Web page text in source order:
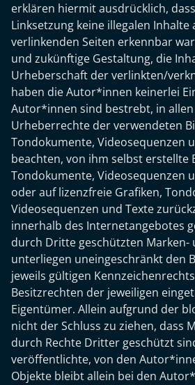
erklären hiermit ausdrücklich,
Linksetzung keine illegalen Inhalte
verlinkenden Seiten erkennbar
und zukünftige Gestaltung, die
Urheberschaft der verlinkten/
haben die Autor*innen keinerlei
Autor*innen sind bestrebt, in
Urheberrechte der verwendeten
Tondokumente, Videosequenzen
beachten, von ihm selbst erstellte
Tondokumente, Videosequenzen
oder auf lizenzfreie Grafiken,
Videosequenzen und Texte
innerhalb des Internetangebotes
durch Dritte geschützten Marken-
unterliegen uneingeschränkt den
jeweils gültigen
Besitzrechten der jeweiligen
Eigentümer. Allein aufgrund der
nicht der Schluss zu ziehen, dass
durch Rechte Dritter geschützt
veröffentlichte, von den
Objekte bleibt allein bei den